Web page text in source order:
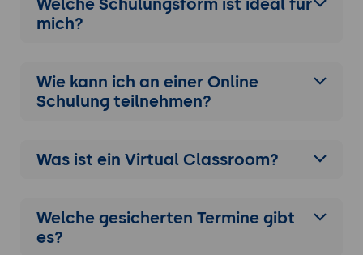
Welche Schulungsform ist ideal für
mich?
Wie kann ich an einer Online
Schulung teilnehmen?
Was ist ein Virtual Classroom?
Welche gesicherten Termine gibt
es?